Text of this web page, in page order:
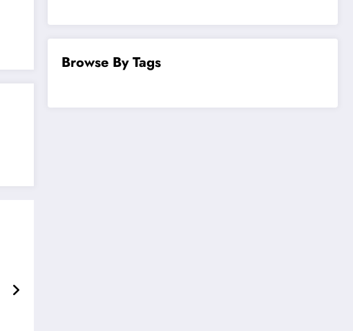
Browse By Tags